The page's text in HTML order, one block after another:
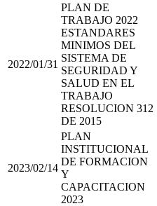
2022/01/31
PLAN DE
TRABAJO 2022
ESTANDARES
MINIMOS DEL
SISTEMA DE
SEGURIDAD Y
SALUD EN EL
TRABAJO
RESOLUCION 312
DE 2015
2023/02/14
PLAN
INSTITUCIONAL
DE FORMACION
Y
CAPACITACION
2023